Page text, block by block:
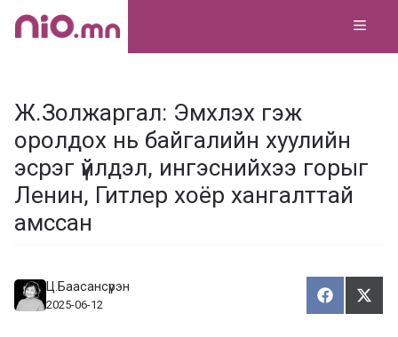
Skip
Ж.Золжаргал: Эмхлэх гэж
оролдох нь байгалийн хуулийн
эсрэг үйлдэл, ингэснийхээ горыг
Ленин, Гитлер хоёр хангалттай
амссан
Ц.Баасансүрэн
2025-06-12
Х
у
Т